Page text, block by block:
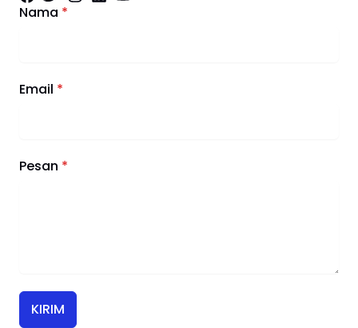
Nama *
Email *
Pesan *
KIRIM